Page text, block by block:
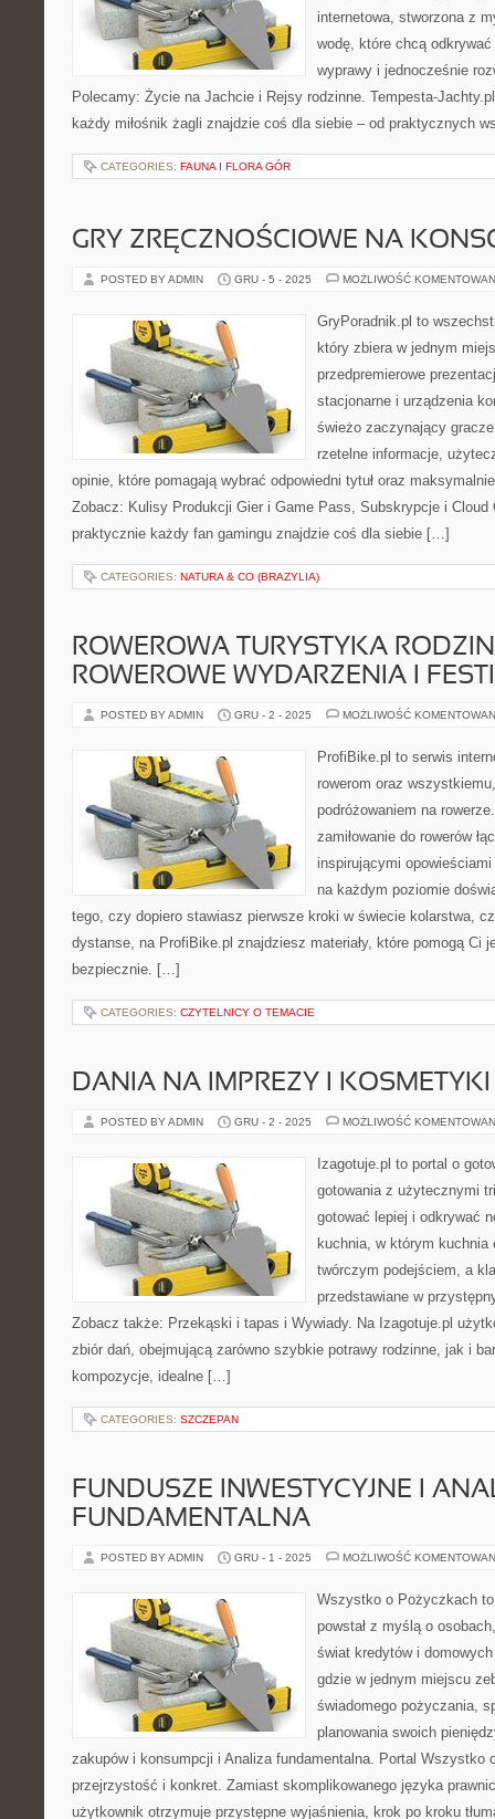
internetowa, stworzona z
wodę, które chcą odkrywać
wyprawy i jednocześnie
Polecamy: Życie na Jachcie i Rejsy rodzinne. Tempesta-
każdy miłośnik żagli znajdzie coś dla siebie – od praktycznych
CATEGORIES: FAUNA I FLORA GÓR
GRY ZRĘCZNOŚCIOWE NA
POSTED BY ADMIN GRU - 5 - 2025 MOŻLIWOŚĆ
GryPoradnik.pl to
który zbiera w jednym
przedpremierowe
stacjonarne i urządzenia
świeżo zaczynający
rzetelne informacje,
opinie, które pomagają wybrać odpowiedni tytuł oraz
Zobacz: Kulisy Produkcji Gier i Game Pass, Subskrypcje i Cloud
praktycznie każdy fan gamingu znajdzie coś dla siebie […]
CATEGORIES: NATURA & CO (BRAZYLIA)
ROWEROWA TURYSTYKA
ROWEROWE WYDARZENIA I
POSTED BY ADMIN GRU - 2 - 2025 MOŻLIWOŚĆ
ProfiBike.pl to serwis
rowerom oraz
podróżowaniem na
zamiłowanie do rowerów
inspirującymi
na każdym poziomie
tego, czy dopiero stawiasz pierwsze kroki w świecie kolarstwa,
dystanse, na ProfiBike.pl znajdziesz materiały, które pomogą Ci
bezpiecznie. […]
CATEGORIES: CZYTELNICY O TEMACIE
DANIA NA IMPREZY I
POSTED BY ADMIN GRU - 2 - 2025 MOŻLIWOŚĆ
Izagotuje.pl to portal o
gotowania z użytecznymi
gotować lepiej i odkrywać
kuchnia, w którym
twórczym podejściem, a
przedstawiane w
Zobacz także: Przekąski i tapas i Wywiady. Na Izagotuje.pl
zbiór dań, obejmującą zarówno szybkie potrawy rodzinne, jak i
kompozycje, idealne […]
CATEGORIES: SZCZEPAN
FUNDUSZE INWESTYCYJNE I
FUNDAMENTALNA
POSTED BY ADMIN GRU - 1 - 2025 MOŻLIWOŚĆ
Wszystko o Pożyczkach
powstał z myślą o
świat kredytów i
gdzie w jednym miejscu
świadomego pożyczania,
planowania swoich
zakupów i konsumpcji i Analiza fundamentalna. Portal Wszystko
przejrzystość i konkret. Zamiast skomplikowanego języka
użytkownik otrzymuje przystępne wyjaśnienia, krok po kroku